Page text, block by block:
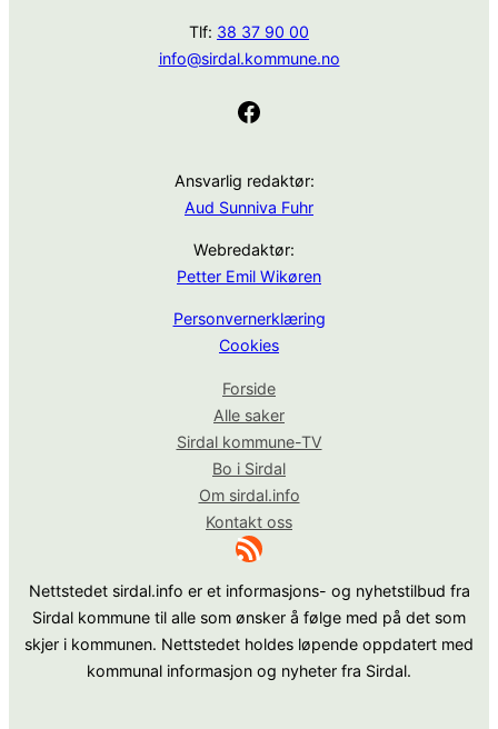
Tlf: 38 37 90 00
info@sirdal.kommune.no
Facebook
Ansvarlig redaktør:
Aud Sunniva Fuhr
Webredaktør:
Petter Emil Wikøren
Personvernerklæring
Cookies
Forside
Alle saker
Sirdal kommune-TV
Bo i Sirdal
Om sirdal.info
Kontakt oss
RSS-strøm
Nettstedet sirdal.info er et informasjons- og nyhetstilbud fra
Sirdal kommune til alle som ønsker å følge med på det som
skjer i kommunen. Nettstedet holdes løpende oppdatert med
kommunal informasjon og nyheter fra Sirdal.